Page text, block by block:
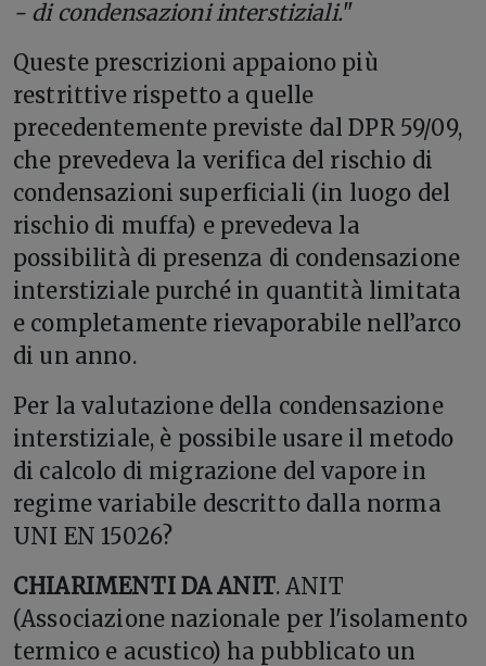
- di condensazioni interstiziali."
Queste prescrizioni appaiono più
restrittive rispetto a quelle
precedentemente previste dal DPR 59/09,
che prevedeva la verifica del rischio di
condensazioni superficiali (in luogo del
rischio di muffa) e prevedeva la
possibilità di presenza di condensazione
interstiziale purché in quantità limitata
e completamente rievaporabile nell’arco
di un anno.
Per la valutazione della condensazione
interstiziale, è possibile usare il metodo
di calcolo di migrazione del vapore in
regime variabile descritto dalla norma
UNI EN 15026?
CHIARIMENTI DA ANIT. ANIT
(Associazione nazionale per l'isolamento
termico e acustico) ha pubblicato un